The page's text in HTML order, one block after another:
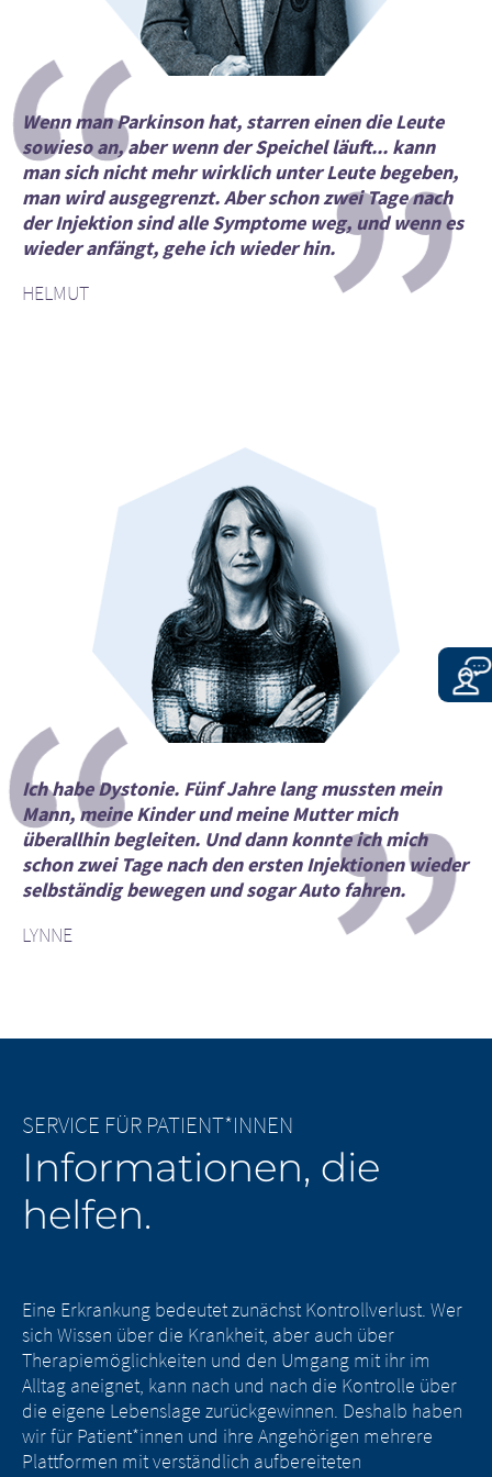
Wenn man Parkinson hat, starren einen die Leute
sowieso an, aber wenn der Speichel läuft... kann
man sich nicht mehr wirklich unter Leute begeben,
man wird ausgegrenzt. Aber schon zwei Tage nach
der Injektion sind alle Symptome weg, und wenn es
wieder anfängt, gehe ich wieder hin.
HELMUT
”
Ich habe Dystonie. Fünf Jahre lang mussten mein
Mann, meine Kinder und meine Mutter mich
überallhin begleiten. Und dann konnte ich mich
schon zwei Tage nach den ersten Injektionen wieder
selbständig bewegen und sogar Auto fahren.
LYNNE
”
SERVICE FÜR PATIENT*INNEN
Informationen, die
helfen.
Eine Erkrankung bedeutet zunächst Kontrollverlust. Wer
sich Wissen über die Krankheit, aber auch über
Therapiemöglichkeiten und den Umgang mit ihr im
Alltag aneignet, kann nach und nach die Kontrolle über
die eigene Lebenslage zurückgewinnen. Deshalb haben
wir für Patient*innen und ihre Angehörigen mehrere
Plattformen mit verständlich aufbereiteten
durch Besuchende. Wir bitten Sie jedoch, uns
unverzüglich über rechtswidrige Inhalte auf
den verlinkten Websites zu unterrichten.
EXIT
CONTINUE TOURL
die Inhalte dieser Websites oder für die
Folgen ihrer Nutzung durch
Besuchende. Wir bitten Sie jedoch, uns
unverzüglich über rechtswidrige Inhalte
auf den verlinkten Websites zu
unterrichten.
CONTINUE TOURL